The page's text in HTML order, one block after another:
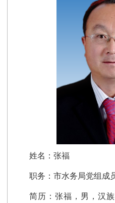
姓名：张福
职务：市水务局党组成
简历：张福，男，汉